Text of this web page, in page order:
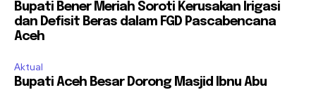
Bupati Bener Meriah Soroti Kerusakan Irigasi
dan Defisit Beras dalam FGD Pascabencana
Aceh
Aktual
Bupati Aceh Besar Dorong Masjid Ibnu Abu